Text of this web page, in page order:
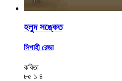
হলুদ সঙ্কেত
সিপাহী রেজা
কবিতা
৮৫ ১ ৪